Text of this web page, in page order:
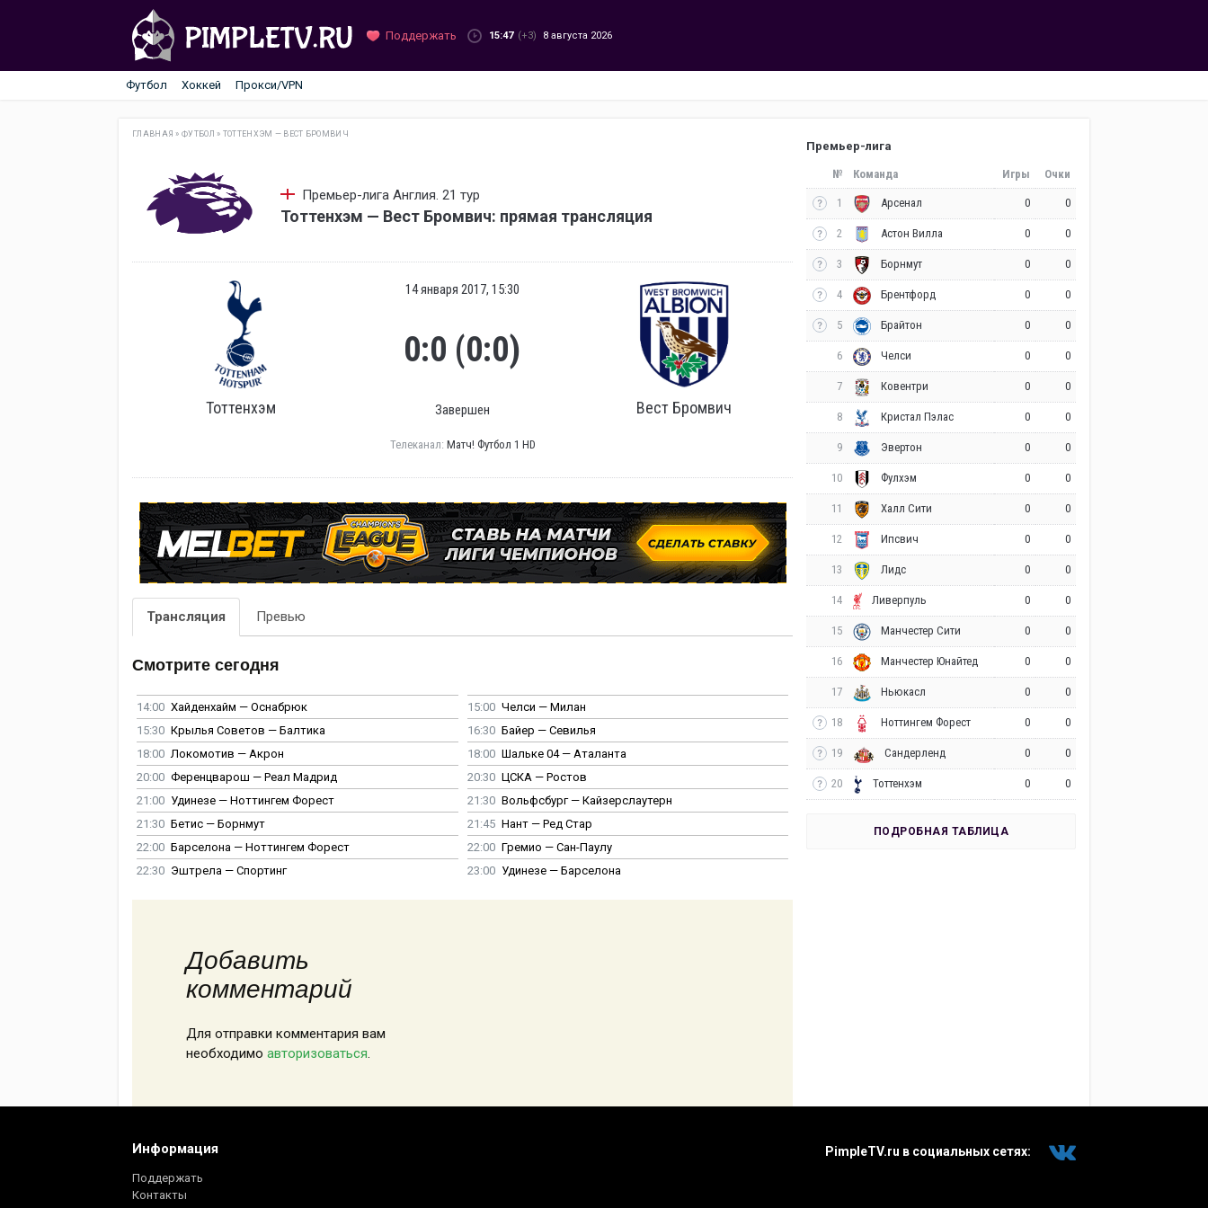
Поддержать 15:47 (+3) 8 августа 2026
Футбол Хоккей Прокси/VPN
ГЛАВНАЯ »ФУТБОЛ » ТОТТЕНХЭМ — ВЕСТ БРОМВИЧ
Премьер-лига Англия. 21 тур
Тоттенхэм — Вест Бромвич: прямая трансляция
Тоттенхэм
14 января 2017, 15:30
0:0 (0:0)
Завершен Вест Бромвич
Телеканал: Матч! Футбол 1 HD
Трансляция Превью
Смотрите сегодня
14:00 Хайденхайм — Оснабрюк 15:00 Челси — Милан
15:30 Крылья Советов — Балтика 16:30 Байер — Севилья
18:00 Локомотив — Акрон 18:00 Шальке 04 — Аталанта
20:00 Ференцварош — Реал Мадрид 20:30 ЦСКА — Ростов
21:00 Удинезе — Ноттингем Форест 21:30 Вольфсбург — Кайзерслаутерн
21:30 Бетис — Борнмут 21:45 Нант — Ред Стар
22:00 Барселона — Ноттингем Форест 22:00 Гремио — Сан-Паулу
22:30 Эштрела — Спортинг 23:00 Удинезе — Барселона
Добавить
комментарий
Для отправки комментария вам
необходимо авторизоваться.
Премьер-лига
№ Команда Игры Очки
1 Арсенал 0 0
2 Астон Вилла 0 0
3 Борнмут 0 0
4 Брентфорд 0 0
5 Брайтон 0 0
6 Челси 0 0
7 Ковентри 0 0
8 Кристал Пэлас 0 0
9 Эвертон 0 0
10 Фулхэм 0 0
11 Халл Сити 0 0
12 Ипсвич 0 0
13 Лидс 0 0
14 Ливерпуль 0 0
15 Манчестер Сити 0 0
16 Манчестер Юнайтед 0 0
17 Ньюкасл 0 0
18 Ноттингем Форест 0 0
19 Сандерленд 0 0
20 Тоттенхэм 0 0
ПОДРОБНАЯ ТАБЛИЦА
Информация
Поддержать
Контакты
PimpleTV.ru в социальных сетях: